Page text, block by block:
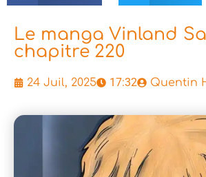
Le manga Vinland
chapitre 220
24 Juil, 2025 17:32 Quentin